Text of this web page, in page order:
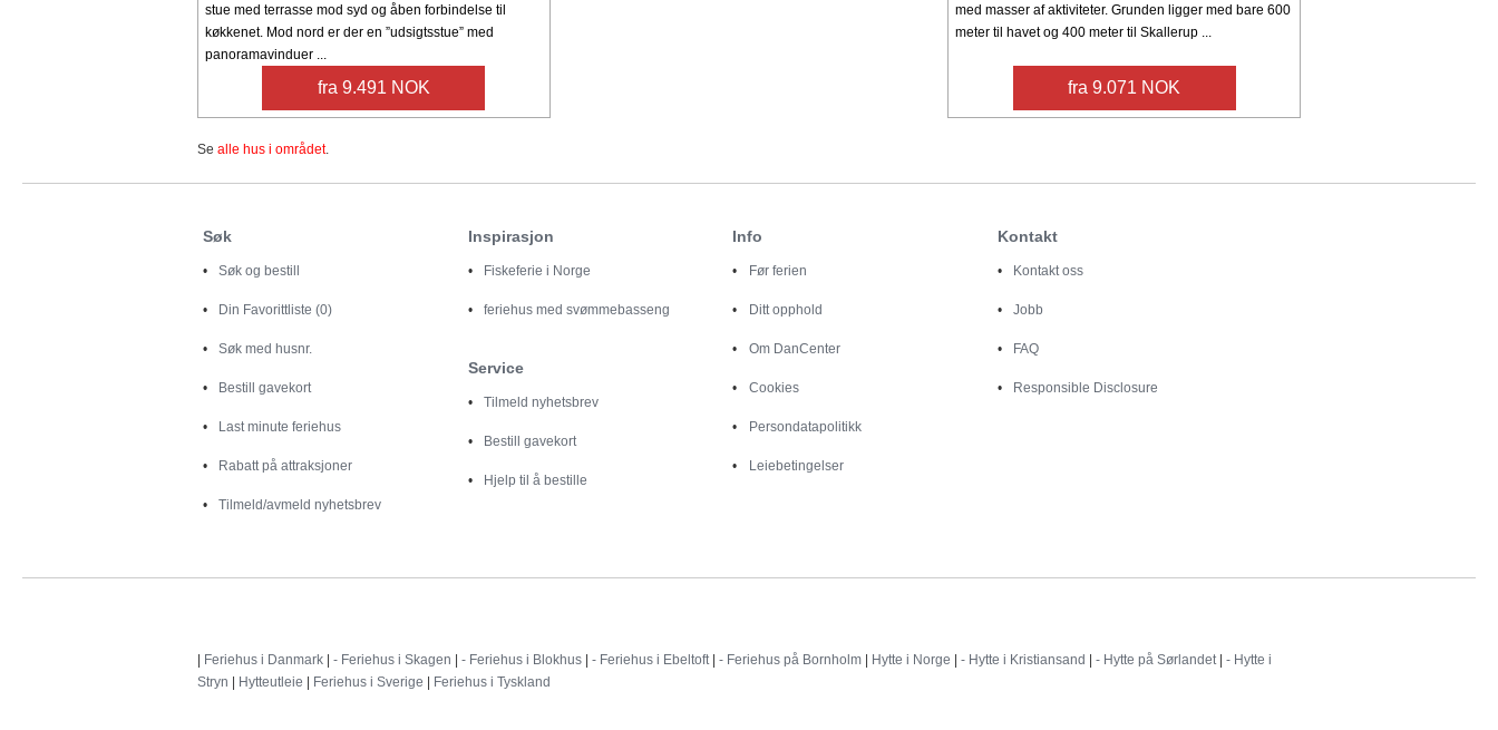
stue med terrasse mod syd og åben forbindelse til
køkkenet. Mod nord er der en ”udsigtsstue” med
panoramavinduer ...
fra 9.491 NOK
med masser af aktiviteter. Grunden ligger med bare 600
meter til havet og 400 meter til Skallerup ...
fra 9.071 NOK
Se alle hus i området.
Søk
Søk og bestill
Din Favorittliste (0)
Søk med husnr.
Bestill gavekort
Last minute feriehus
Rabatt på attraksjoner
Tilmeld/avmeld nyhetsbrev
Inspirasjon
Fiskeferie i Norge
feriehus med svømmebasseng
Service
Tilmeld nyhetsbrev
Bestill gavekort
Hjelp til å bestille
Info
Før ferien
Ditt opphold
Om DanCenter
Cookies
Persondatapolitikk
Leiebetingelser
Kontakt
Kontakt oss
Jobb
FAQ
Responsible Disclosure
| Feriehus i Danmark | - Feriehus i Skagen | - Feriehus i Blokhus | - Feriehus i Ebeltoft | - Feriehus på Bornholm | Hytte i Norge | - Hytte i Kristiansand | - Hytte på Sørlandet | - Hytte i
Stryn | Hytteutleie | Feriehus i Sverige | Feriehus i Tyskland